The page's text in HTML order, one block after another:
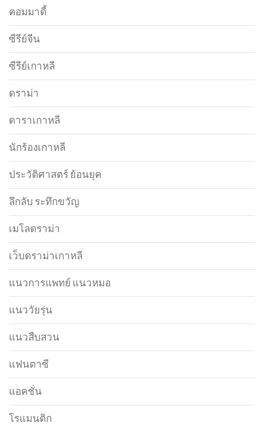
คอมมาดี้
ซีรีย์จีน
ซีรีย์เกาหลี
ดราม่า
ดาราเกาหลี
นักร้องเกาหลี
ประวัติศาสตร์ ย้อนยุค
ลึกลับ ระทึกขวัญ
เมโลดราม่า
เว็บดราม่าเกาหลี
แนวการแพทย์ แนวหมอ
แนววัยรุ่น
แนวสืบสวน
แฟนตาซี
แอคชั่น
โรแมนติก